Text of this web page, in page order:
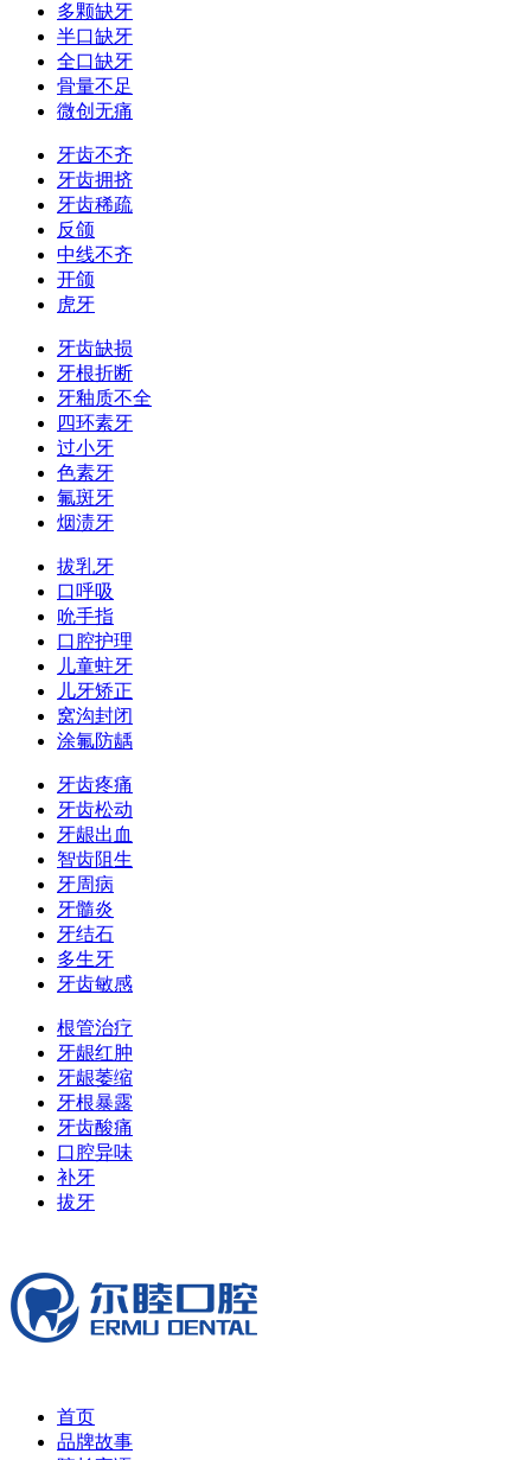
多颗缺牙
半口缺牙
全口缺牙
骨量不足
微创无痛
牙齿不齐
牙齿拥挤
牙齿稀疏
反颌
中线不齐
开颌
虎牙
牙齿缺损
牙根折断
牙釉质不全
四环素牙
过小牙
色素牙
氟斑牙
烟渍牙
拔乳牙
口呼吸
吮手指
口腔护理
儿童蛀牙
儿牙矫正
窝沟封闭
涂氟防龋
牙齿疼痛
牙齿松动
牙龈出血
智齿阻生
牙周病
牙髓炎
牙结石
多生牙
牙齿敏感
根管治疗
牙龈红肿
牙龈萎缩
牙根暴露
牙齿酸痛
口腔异味
补牙
拔牙
首页
品牌故事